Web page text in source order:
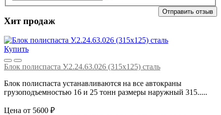
Отправить отзыв
Хит продаж
Купить
Блок полиспаста У.2.24.63.026 (315х125) сталь
Блок полиспаста устанавливаются на все автокраны
грузоподъемностью 16 и 25 тонн размеры наружный 315.....
Цена от 5600 ₽